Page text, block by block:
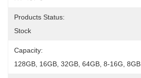
Products Status:
Stock
Capacity:
128GB, 16GB, 32GB, 64GB, 8-16G, 8GB